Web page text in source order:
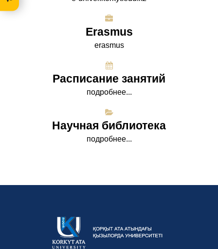
Erasmus
erasmus
Расписание занятий
подробнее...
Научная библиотека
подробнее...